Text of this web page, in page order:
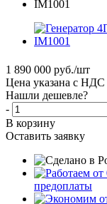
1 890 000 руб./шт
Цена указана с НДС
Нашли дешевле?
-
В корзину
Оставить заявку
предоплаты